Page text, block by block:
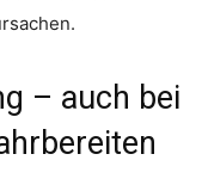
– auch bei